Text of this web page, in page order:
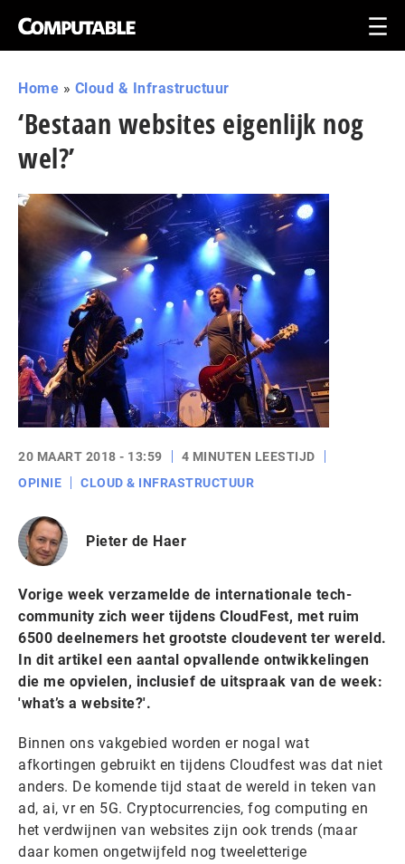
Home » Cloud & Infrastructuur
‘Bestaan websites eigenlijk nog
wel?’
20 MAART 2018 - 13:59
4 MINUTEN LEESTIJD
OPINIE
CLOUD & INFRASTRUCTUUR
Pieter de Haer
Vorige week verzamelde de internationale tech-
community zich weer tijdens CloudFest, met ruim
6500 deelnemers het grootste cloudevent ter wereld.
In dit artikel een aantal opvallende ontwikkelingen
die me opvielen, inclusief de uitspraak van de week:
'what’s a website?'.
Binnen ons vakgebied worden er nogal wat
afkortingen gebruikt en tijdens Cloudfest was dat niet
anders. De komende tijd staat de wereld in teken van
ad, ai, vr en 5G. Cryptocurrencies, fog computing en
het verdwijnen van websites zijn ook trends (maar
daar komen ongetwijfeld nog tweeletterige